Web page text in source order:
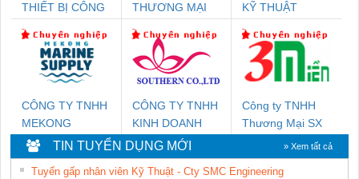
THIẾT BỊ CÔNG
SETSUBI VIỆT
NAM
THƯƠNG MẠI
THUẬT ĐIỆN CƠ
GIA HƯNG
PHÁT
KỸ THUẬT
NAM
CÔNG TY TNHH
MEKONG
MARINE SUPPLY
CÔNG TY TNHH
KINH DOANH
DỊCH VỤ XNK
PHƯƠNG NAM
Công ty TNHH
Thương Mại SX
TIN TUYỂN DỤNG MỚI » Xem tất cả
Tuyển gấp nhân viên Kỹ Thuật - Cty SMC Engineering